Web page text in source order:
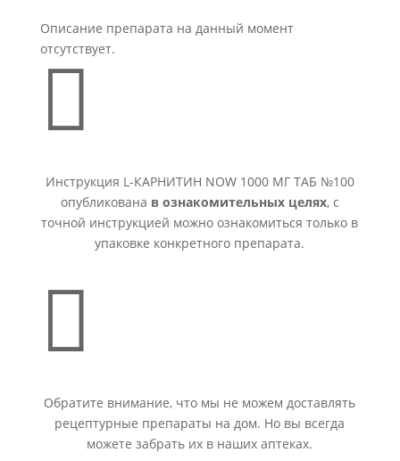
Описание препарата на данный момент
отсутствует.

Инструкция L-КАРНИТИН NOW 1000 МГ ТАБ №100
опубликована в ознакомительных целях, с
точной инструкцией можно ознакомиться только в
упаковке конкретного препарата.

Обратите внимание, что мы не можем доставлять
рецептурные препараты на дом. Но вы всегда
можете забрать их в наших аптеках.